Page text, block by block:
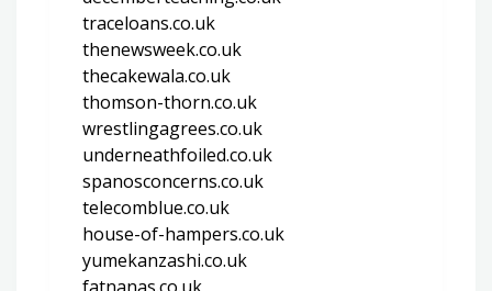
traceloans.co.uk
thenewsweek.co.uk
thecakewala.co.uk
thomson-thorn.co.uk
wrestlingagrees.co.uk
underneathfoiled.co.uk
spanosconcerns.co.uk
telecomblue.co.uk
house-of-hampers.co.uk
yumekanzashi.co.uk